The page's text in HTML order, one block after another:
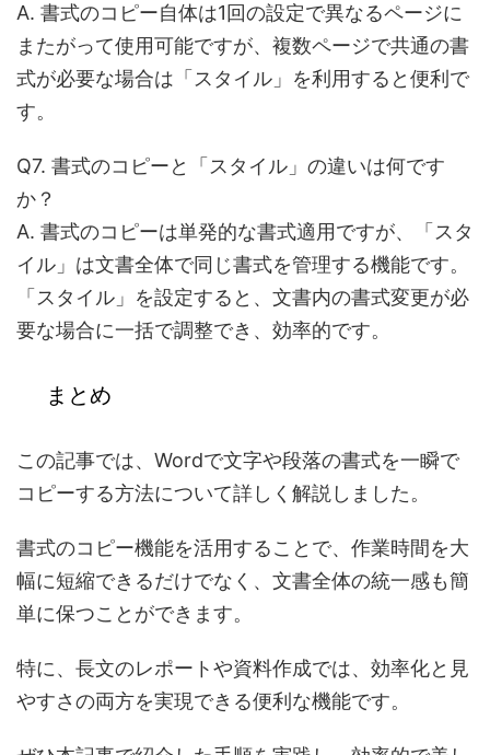
A. 書式のコピー自体は1回の設定で異なるページに
またがって使用可能ですが、複数ページで共通の書
式が必要な場合は「スタイル」を利用すると便利で
す。
Q7. 書式のコピーと「スタイル」の違いは何です
か？
A. 書式のコピーは単発的な書式適用ですが、「スタ
イル」は文書全体で同じ書式を管理する機能です。
「スタイル」を設定すると、文書内の書式変更が必
要な場合に一括で調整でき、効率的です。
まとめ
この記事では、Wordで文字や段落の書式を一瞬で
コピーする方法について詳しく解説しました。
書式のコピー機能を活用することで、作業時間を大
幅に短縮できるだけでなく、文書全体の統一感も簡
単に保つことができます。
特に、長文のレポートや資料作成では、効率化と見
やすさの両方を実現できる便利な機能です。